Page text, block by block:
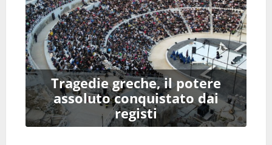
Tragedie greche, il potere
assoluto conquistato dai
registi